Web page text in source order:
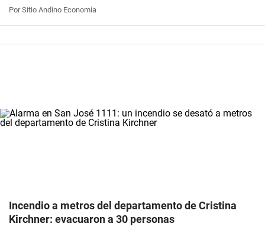
Por Sitio Andino Economía
Incendio a metros del departamento de Cristina
Kirchner: evacuaron a 30 personas